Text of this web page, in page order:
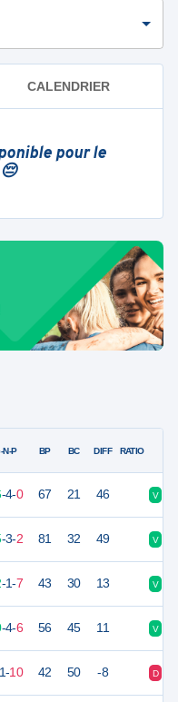
CALENDRIER
pour le
N-P BP BC DIFF RATIO
-4-0 67 21 46 V
-3-2 81 32 49 V
-1-7 43 30 13 V
-4-6 56 45 11 V
1-10 42 50 -8 D